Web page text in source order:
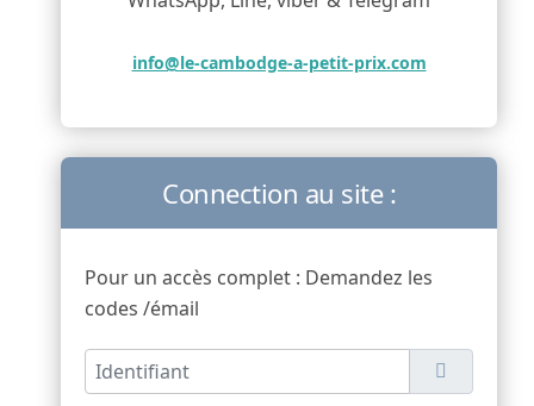
info@le-cambodge-a-petit-prix.com
Connection au site :
Pour un accès complet : Demandez les
codes /émail
Identifiant